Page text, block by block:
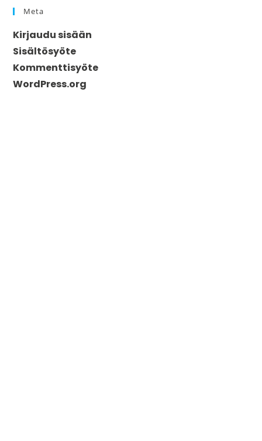
Meta
Kirjaudu sisään
Sisältösyöte
Kommenttisyöte
WordPress.org